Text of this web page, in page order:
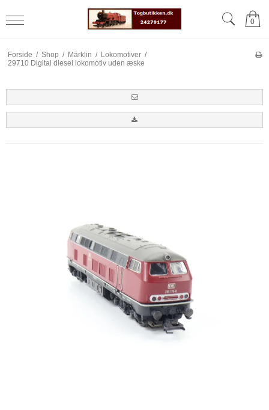
0
Forside / Shop / Märklin / Lokomotiver /
29710 Digital diesel lokomotiv uden æske